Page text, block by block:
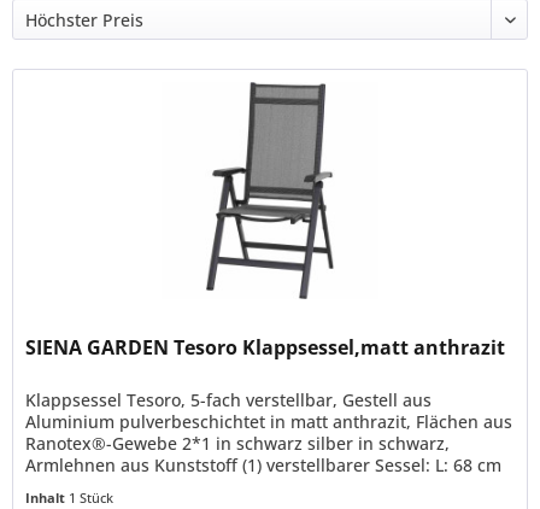
SIENA GARDEN Tesoro Klappsessel,matt anthrazit
Klappsessel Tesoro, 5-fach verstellbar, Gestell aus
Aluminium pulverbeschichtet in matt anthrazit, Flächen aus
Ranotex®-Gewebe 2*1 in schwarz silber in schwarz,
Armlehnen aus Kunststoff (1) verstellbarer Sessel: L: 68 cm
Inhalt 1 Stück